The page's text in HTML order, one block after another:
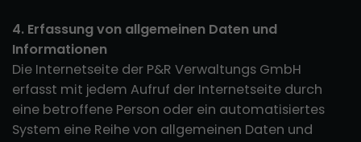
4. Erfassung von allgemeinen Daten und
Informationen
Die Internetseite der P&R Verwaltungs GmbH
erfasst mit jedem Aufruf der Internetseite durch
eine betroffene Person oder ein automatisiertes
System eine Reihe von allgemeinen Daten und